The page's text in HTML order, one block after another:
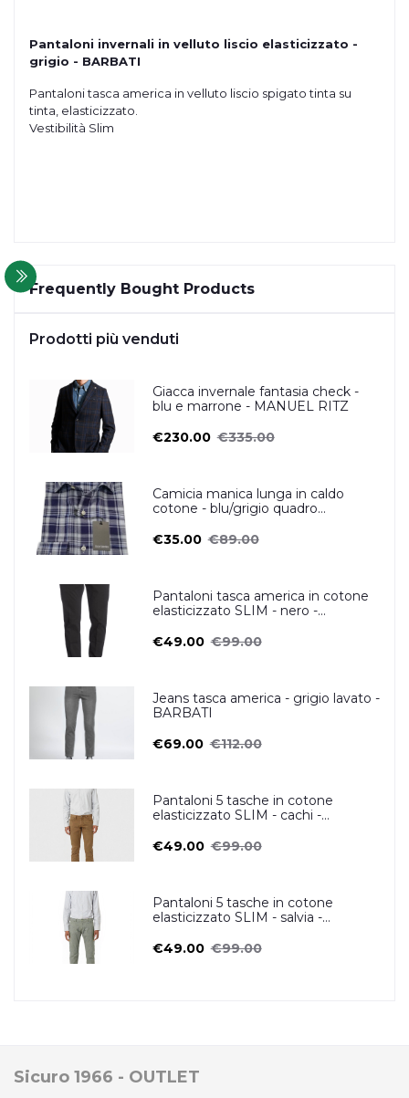
Pantaloni invernali in velluto liscio elasticizzato -
grigio - BARBATI
Pantaloni tasca america in velluto liscio spigato tinta su
tinta, elasticizzato.
Vestibilità Slim
Frequently Bought Products
Prodotti più venduti
Giacca invernale fantasia check -
blu e marrone - MANUEL RITZ
€230.00 €335.00
Camicia manica lunga in caldo
cotone - blu/grigio quadro
€35.00 €89.00
Pantaloni tasca america in cotone
elasticizzato SLIM - nero -
€49.00 €99.00
Jeans tasca america - grigio lavato -
BARBATI
€69.00 €112.00
Pantaloni 5 tasche in cotone
elasticizzato SLIM - cachi -
€49.00 €99.00
Pantaloni 5 tasche in cotone
elasticizzato SLIM - salvia -
€49.00 €99.00
Sicuro 1966 - OUTLET